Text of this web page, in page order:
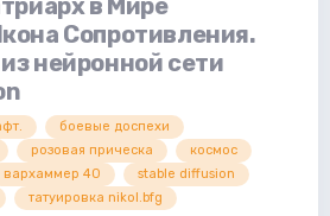
в Мире
Сопротивления.
нейронной сети
боевые доспехи
розовая прическа
космос
вархаммер 40
stable diffusion
татуировка nikol.bfg